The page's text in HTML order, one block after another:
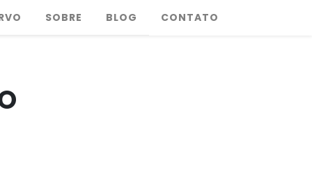
SOBRE BLOG CONTATO